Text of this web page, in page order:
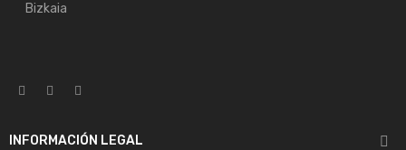
Bizkaia
INFORMACIÓN LEGAL 